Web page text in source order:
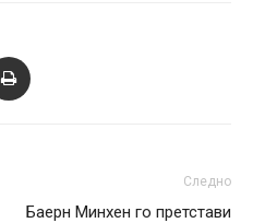
Следно
Баерн Минхен го претстави